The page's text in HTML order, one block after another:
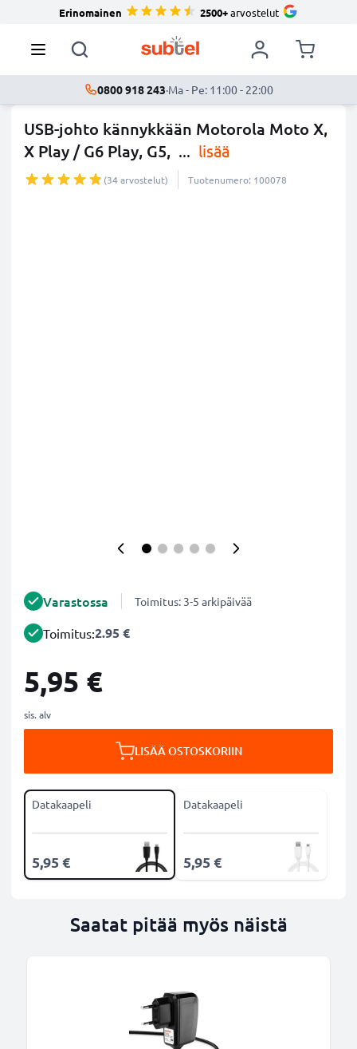
Erinomainen 2500+arvostelut
0800 918 243·Ma - Pe: 11:00 - 22:00
USB-johto kännykkään Motorola Moto X,
X Play / G6 Play, G5, ... lisää
(34 arvostelut) Tuotenumero: 100078
Varastossa Toimitus: 3-5 arkipäivää
Toimitus:2.95 €
5,95 €
sis. alv
LISÄÄ OSTOSKORIIN
Datakaapeli
5,95 €
Datakaapeli
5,95 €
Saatat pitää myös näistä